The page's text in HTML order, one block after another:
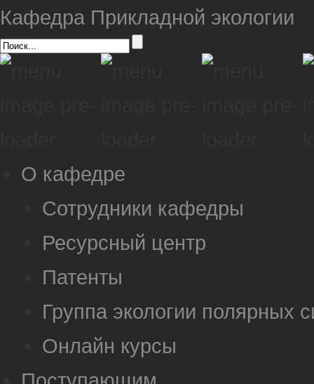
Кафедра Прикладной экологии
О кафедре
Сотрудники кафедры
Ресурсный центр
Патенты
Группа экологии полярных
Онлайн курсы